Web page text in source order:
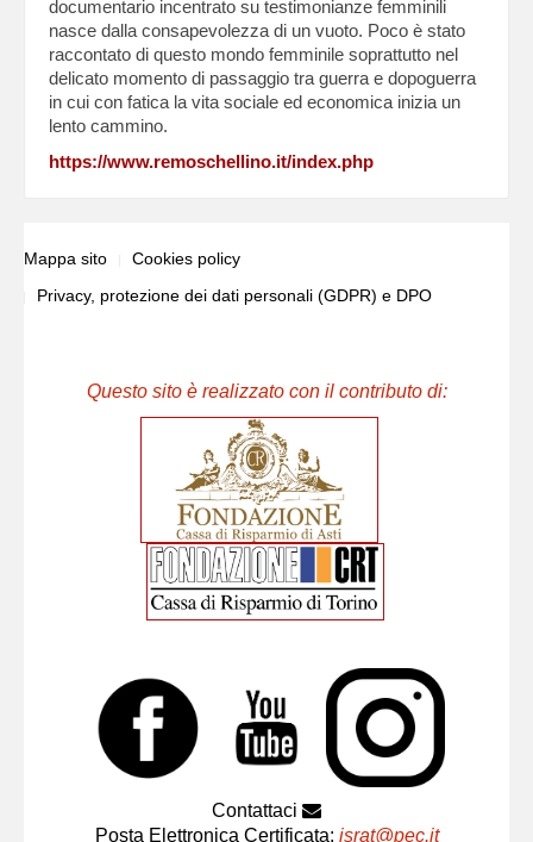
documentario incentrato su testimonianze femminili
nasce dalla consapevolezza di un vuoto. Poco è stato
raccontato di questo mondo femminile soprattutto nel
delicato momento di passaggio tra guerra e dopoguerra
in cui con fatica la vita sociale ed economica inizia un
lento cammino.
https://www.remoschellino.it/index.php
Mappa sito
Cookies policy
Privacy, protezione dei dati personali (GDPR) e DPO
Questo sito è realizzato con il contributo di:
Contattaci
Posta Elettronica Certificata: israt@pec.it